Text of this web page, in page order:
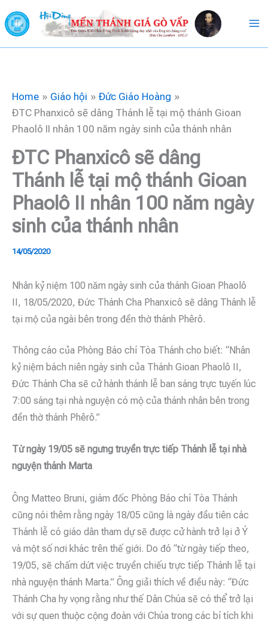
to
content
Home Giáo hội
Đức Giáo Hoàng
ĐTC Phanxicô sẽ dâng Thánh lễ tại mộ thánh Gioan
Phaolô II nhân 100 năm ngày sinh của thánh nhân
ĐTC Phanxicô sẽ dâng
Thánh lễ tại mộ thánh Gioan
Phaolô II nhân 100 năm ngày
sinh của thánh nhân
14/05/2020
Nhân kỷ niệm 100 năm ngày sinh của thánh Gioan Phaolô
II, 18/05/2020, Đức Thánh Cha Phanxicô sẽ dâng Thánh lễ
tại mộ của ngài bên trong đền thờ thánh Phêrô.
Thông cáo của Phòng Báo chí Tòa Thánh cho biết: “Nhân
kỷ niệm bách niên ngày sinh của Thánh Gioan Phaolô II,
Đức Thánh Cha sẽ cử hành thánh lễ ban sáng trực tuyến lúc
7:00 sáng tại nhà nguyện có mộ của thánh nhân bên trong
đền thờ thánh Phêrô.”
Từ ngày 19/05 sẽ ngưng truyền trực tiếp Thánh lễ tại nhà
nguyện thánh Marta
Ông Matteo Bruni, giám đốc Phòng Báo chí Tòa Thánh
cũng nói thêm rằng ngày 18/05 cũng là ngày đầu tiên các
Thánh lễ có giáo dân tham dự sẽ được cử hành trở lại ở Ý
và một số nơi khác trên thế giới. Do đó “từ ngày tiếp theo,
19/05, sẽ chấm dứt việc truyền chiếu trực tiếp Thánh lễ tại
nhà nguyện thánh Marta.” Ông giải thích về điều này: “Đức
Thánh Cha hy vọng rằng như thế Dân Chúa sẽ có thể trở lại
với sự quen thuộc cộng đoàn với Chúa trong các bí tích khi